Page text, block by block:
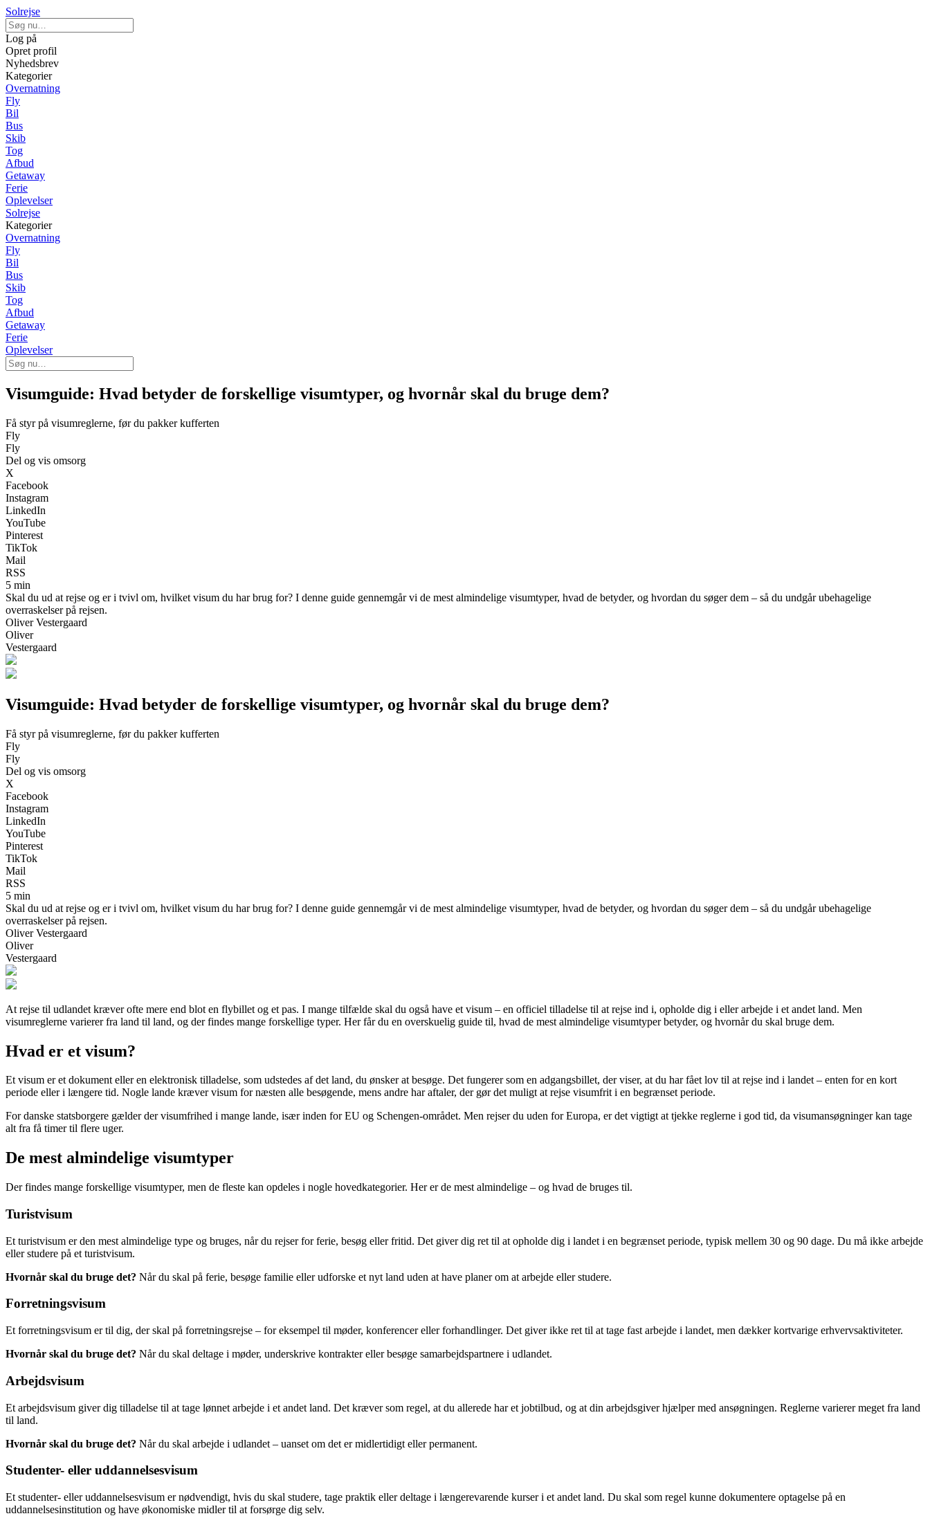
Solrejse
Log på
Opret profil
Nyhedsbrev
Kategorier
Overnatning
Fly
Bil
Bus
Skib
Tog
Afbud
Getaway
Ferie
Oplevelser
Solrejse
Kategorier
Overnatning
Fly
Bil
Bus
Skib
Tog
Afbud
Getaway
Ferie
Oplevelser
Visumguide: Hvad betyder de forskellige visumtyper, og hvornår skal du bruge dem?
Få styr på visumreglerne, før du pakker kufferten
Fly
Fly
Del og vis omsorg
X
Facebook
Instagram
LinkedIn
YouTube
Pinterest
TikTok
Mail
RSS
5 min
Skal du ud at rejse og er i tvivl om, hvilket visum du har brug for? I denne guide gennemgår vi de mest almindelige visumtyper, hvad de betyder, og hvordan du søger dem – så du undgår ubehagelige
overraskelser på rejsen.
Oliver Vestergaard
Oliver
Vestergaard
Visumguide: Hvad betyder de forskellige visumtyper, og hvornår skal du bruge dem?
Få styr på visumreglerne, før du pakker kufferten
Fly
Fly
Del og vis omsorg
X
Facebook
Instagram
LinkedIn
YouTube
Pinterest
TikTok
Mail
RSS
5 min
Skal du ud at rejse og er i tvivl om, hvilket visum du har brug for? I denne guide gennemgår vi de mest almindelige visumtyper, hvad de betyder, og hvordan du søger dem – så du undgår ubehagelige
overraskelser på rejsen.
Oliver Vestergaard
Oliver
Vestergaard
At rejse til udlandet kræver ofte mere end blot en flybillet og et pas. I mange tilfælde skal du også have et visum – en officiel tilladelse til at rejse ind i, opholde dig i eller arbejde i et andet land. Men
visumreglerne varierer fra land til land, og der findes mange forskellige typer. Her får du en overskuelig guide til, hvad de mest almindelige visumtyper betyder, og hvornår du skal bruge dem.
Hvad er et visum?
Et visum er et dokument eller en elektronisk tilladelse, som udstedes af det land, du ønsker at besøge. Det fungerer som en adgangsbillet, der viser, at du har fået lov til at rejse ind i landet – enten for en kort
periode eller i længere tid. Nogle lande kræver visum for næsten alle besøgende, mens andre har aftaler, der gør det muligt at rejse visumfrit i en begrænset periode.
For danske statsborgere gælder der visumfrihed i mange lande, især inden for EU og Schengen-området. Men rejser du uden for Europa, er det vigtigt at tjekke reglerne i god tid, da visumansøgninger kan tage
alt fra få timer til flere uger.
De mest almindelige visumtyper
Der findes mange forskellige visumtyper, men de fleste kan opdeles i nogle hovedkategorier. Her er de mest almindelige – og hvad de bruges til.
Turistvisum
Et turistvisum er den mest almindelige type og bruges, når du rejser for ferie, besøg eller fritid. Det giver dig ret til at opholde dig i landet i en begrænset periode, typisk mellem 30 og 90 dage. Du må ikke arbejde
eller studere på et turistvisum.
Hvornår skal du bruge det? Når du skal på ferie, besøge familie eller udforske et nyt land uden at have planer om at arbejde eller studere.
Forretningsvisum
Et forretningsvisum er til dig, der skal på forretningsrejse – for eksempel til møder, konferencer eller forhandlinger. Det giver ikke ret til at tage fast arbejde i landet, men dækker kortvarige erhvervsaktiviteter.
Hvornår skal du bruge det? Når du skal deltage i møder, underskrive kontrakter eller besøge samarbejdspartnere i udlandet.
Arbejdsvisum
Et arbejdsvisum giver dig tilladelse til at tage lønnet arbejde i et andet land. Det kræver som regel, at du allerede har et jobtilbud, og at din arbejdsgiver hjælper med ansøgningen. Reglerne varierer meget fra land
til land.
Hvornår skal du bruge det? Når du skal arbejde i udlandet – uanset om det er midlertidigt eller permanent.
Studenter- eller uddannelsesvisum
Et studenter- eller uddannelsesvisum er nødvendigt, hvis du skal studere, tage praktik eller deltage i længerevarende kurser i et andet land. Du skal som regel kunne dokumentere optagelse på en
uddannelsesinstitution og have økonomiske midler til at forsørge dig selv.